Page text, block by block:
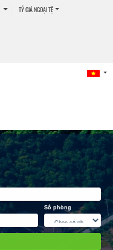
TỶ GIÁ NGOẠI TỆ
Số phòng